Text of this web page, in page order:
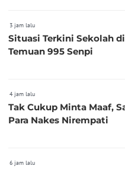
3 jam lalu
Situasi Terkini Sekolah
Temuan 995 Senpi
4 jam lalu
Tak Cukup Minta Maaf,
Para Nakes Nirempati
6 jam lalu